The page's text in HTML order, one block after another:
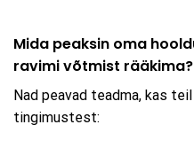
Mida peaksin oma
ravimi võtmist rääkima?
Nad peavad teadma, kas
tingimustest: